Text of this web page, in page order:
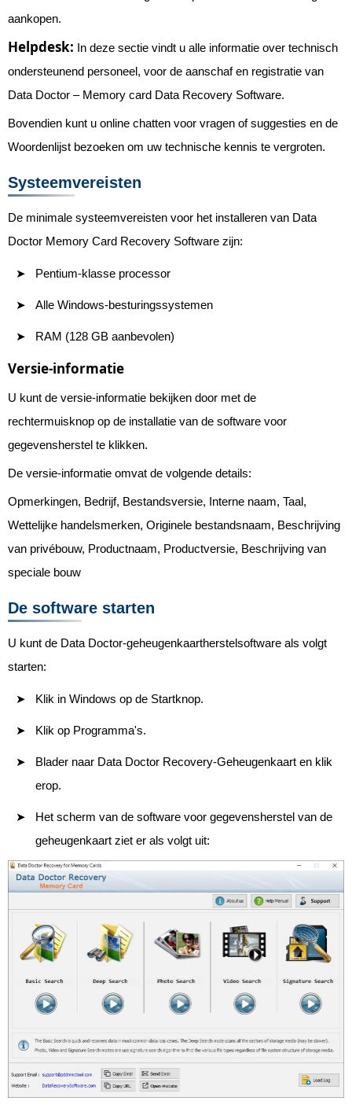
aankopen.
Helpdesk: In deze sectie vindt u alle informatie over technisch
ondersteunend personeel, voor de aanschaf en registratie van
Data Doctor – Memory card Data Recovery Software.
Bovendien kunt u online chatten voor vragen of suggesties en de
Woordenlijst bezoeken om uw technische kennis te vergroten.
Systeemvereisten
De minimale systeemvereisten voor het installeren van Data
Doctor Memory Card Recovery Software zijn:
Pentium-klasse processor
Alle Windows-besturingssystemen
RAM (128 GB aanbevolen)
Versie-informatie
U kunt de versie-informatie bekijken door met de
rechtermuisknop op de installatie van de software voor
gegevensherstel te klikken.
De versie-informatie omvat de volgende details:
Opmerkingen, Bedrijf, Bestandsversie, Interne naam, Taal,
Wettelijke handelsmerken, Originele bestandsnaam, Beschrijving
van privébouw, Productnaam, Productversie, Beschrijving van
speciale bouw
De software starten
U kunt de Data Doctor-geheugenkaartherstelsoftware als volgt
starten:
Klik in Windows op de Startknop.
Klik op Programma's.
Blader naar Data Doctor Recovery-Geheugenkaart en klik
erop.
Het scherm van de software voor gegevensherstel van de
geheugenkaart ziet er als volgt uit: